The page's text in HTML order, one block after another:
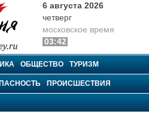
6 августа 2026
четверг
московское время
03:42
ОБЩЕСТВО ТУРИЗМ
ПРОИСШЕСТВИЯ